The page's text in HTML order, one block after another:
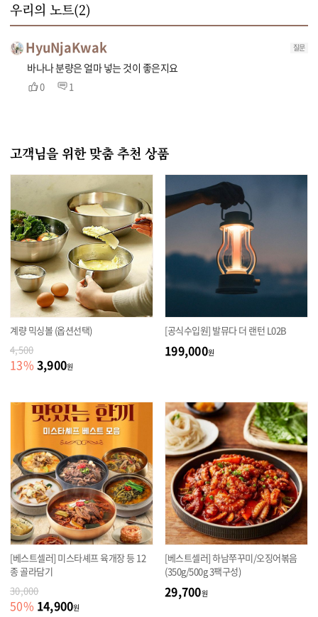
우리의 노트(2)
HyuNjaKwak 질문
바나나 분량은 얼마 넣는 것이 좋은지요
0 1
고객님을 위한 맞춤 추천 상품
계량 믹싱볼 (옵션선택)
4,500
13% 3,900원
[공식수입원] 발뮤다 더 랜턴 L02B
199,000원
[베스트셀러] 미스타셰프 육개장 등 12
종 골라담기
30,000
50% 14,900원
[베스트셀러] 하남쭈꾸미/오징어볶음
(350g/500g 3팩구성)
29,700원